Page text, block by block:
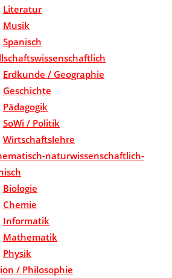
Literatur
Musik
Spanisch
Erdkunde / Geographie
Geschichte
Pädagogik
SoWi / Politik
Wirtschaftslehre
naturwissenschaftlich-
Biologie
Chemie
Informatik
Mathematik
Physik
/ Philosophie